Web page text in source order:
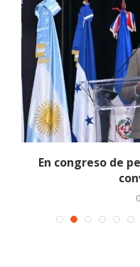
En congreso de